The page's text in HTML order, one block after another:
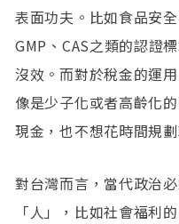
表面功夫。比如食品安
GMP、CAS之類的認證
沒效。而對於稅金的運
像是少子化或者高齡化
現金，也不想花時間規
對台灣而言，當代政治
「人」，比如社會福利